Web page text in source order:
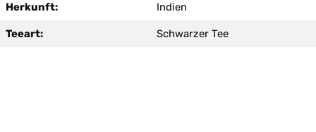
Herkunft: Indien
Teeart: Schwarzer Tee